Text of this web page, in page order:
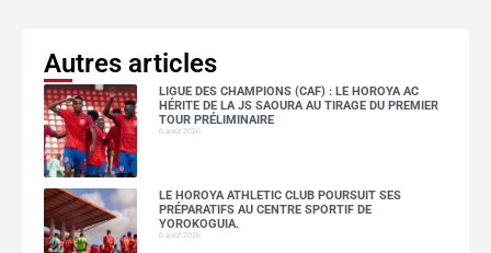
Autres articles
LIGUE DES CHAMPIONS (CAF) : LE HOROYA AC
HÉRITE DE LA JS SAOURA AU TIRAGE DU PREMIER
TOUR PRÉLIMINAIRE
6 août 2026
LE HOROYA ATHLETIC CLUB POURSUIT SES
PRÉPARATIFS AU CENTRE SPORTIF DE
YOROKOGUIA.
6 août 2026